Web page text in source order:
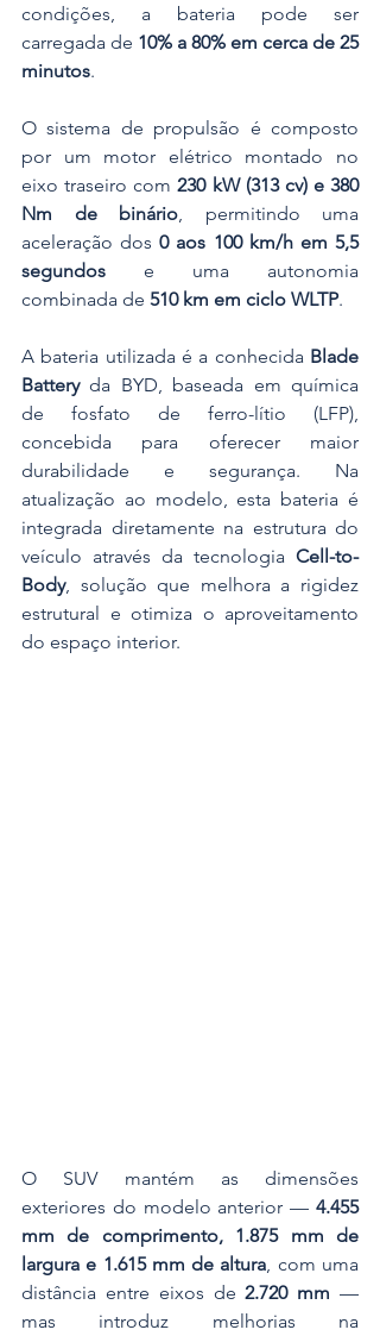
condições, a bateria pode ser
carregada de 10% a 80% em cerca de 25
minutos.
O sistema de propulsão é composto
por um motor elétrico montado no
eixo traseiro com 230 kW (313 cv) e 380
Nm de binário, permitindo uma
aceleração dos 0 aos 100 km/h em 5,5
segundos e uma autonomia
combinada de 510 km em ciclo WLTP.
A bateria utilizada é a conhecida Blade
Battery da BYD, baseada em química
de fosfato de ferro-lítio (LFP),
concebida para oferecer maior
durabilidade e segurança. Na
atualização ao modelo, esta bateria é
integrada diretamente na estrutura do
veículo através da tecnologia Cell-to-
Body, solução que melhora a rigidez
estrutural e otimiza o aproveitamento
do espaço interior.
O SUV mantém as dimensões
exteriores do modelo anterior — 4.455
mm de comprimento, 1.875 mm de
largura e 1.615 mm de altura , com uma
distância entre eixos de 2.720 mm —
mas introduz melhorias na